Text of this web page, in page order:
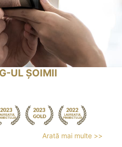
UL ȘOIMII
Arată mai multe >>